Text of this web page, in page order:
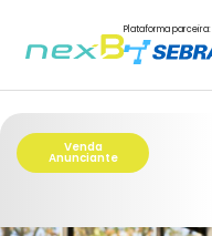
Plataforma parceira:
Venda
Anunciante